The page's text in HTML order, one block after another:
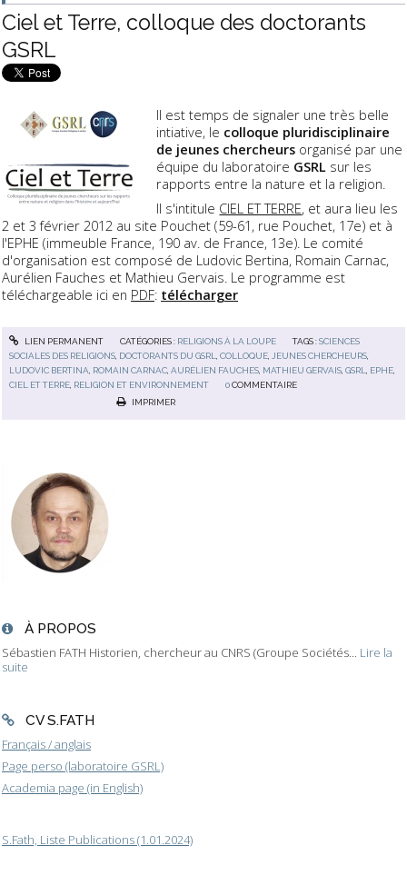
À PROPOS
Sébastien FATH Historien, chercheur au CNRS (Groupe Sociétés... Lire la
suite
CV S.FATH
Français / anglais
Page perso (laboratoire GSRL)
Academia page (in English)
S.Fath, Liste Publications (1.01.2024)
Ciel et Terre, colloque des doctorants
GSRL
Il est temps de signaler une très belle
intiative, le colloque pluridisciplinaire
de jeunes chercheurs organisé par une
équipe du laboratoire GSRL sur les
rapports entre la nature et la religion.
Il s'intitule CIEL ET TERRE, et aura lieu les
2 et 3 février 2012 au site Pouchet (59-61, rue Pouchet, 17e) et à
l'EPHE (immeuble France, 190 av. de France, 13e). Le comité
d'organisation est composé de Ludovic Bertina, Romain Carnac,
Aurélien Fauches et Mathieu Gervais. Le programme est
téléchargeable ici en PDF: télécharger
LIEN PERMANENT CATÉGORIES : RELIGIONS À LA LOUPE TAGS :SCIENCES
SOCIALES DES RELIGIONS, DOCTORANTS DU GSRL,COLLOQUE,JEUNES CHERCHEURS,
LUDOVIC BERTINA, ROMAIN CARNAC,AURÉLIEN FAUCHES, MATHIEU GERVAIS,GSRL, EPHE,
CIEL ET TERRE, RELIGION ET ENVIRONNEMENT 0 COMMENTAIRE
IMPRIMER